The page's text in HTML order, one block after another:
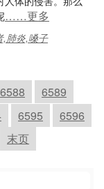
……更多
,肺炎,嗓子
6588
6589
6595
6596
末页